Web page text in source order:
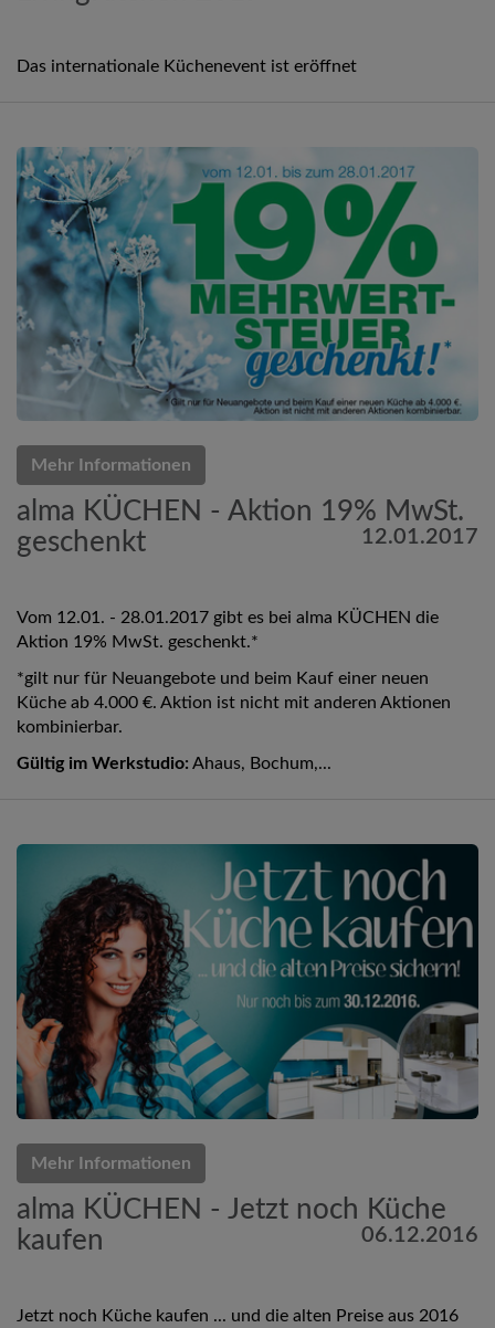
Das internationale Küchenevent ist eröffnet
Mehr Informationen
alma KÜCHEN - Aktion 19% MwSt.
geschenkt
12.01.2017
Vom 12.01. - 28.01.2017 gibt es bei alma KÜCHEN die
Aktion 19% MwSt. geschenkt.*
*gilt nur für Neuangebote und beim Kauf einer neuen
Küche ab 4.000 €. Aktion ist nicht mit anderen Aktionen
kombinierbar.
Gültig im Werkstudio: Ahaus, Bochum,...
Mehr Informationen
alma KÜCHEN - Jetzt noch Küche
kaufen
06.12.2016
Jetzt noch Küche kaufen ... und die alten Preise aus 2016